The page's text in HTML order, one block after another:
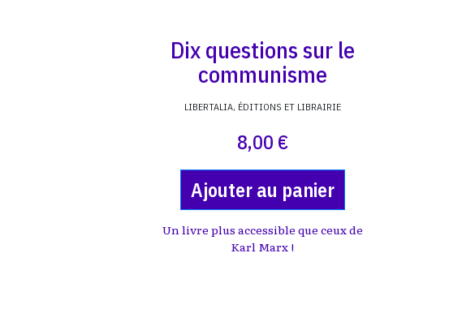
Dix questions sur le
communisme
LIBERTALIA, ÉDITIONS ET LIBRAIRIE
8,00 €
Ajouter au panier
Un livre plus accessible que ceux de
Karl Marx !